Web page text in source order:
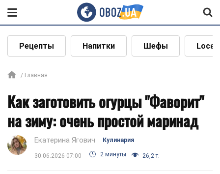
Рецепты Напитки Шефы Local
Главная
Как заготовить огурцы "Фаворит"
на зиму: очень простой маринад
Екатерина Ягович Кулинария
30.06.2026 07:00 2 минуты 26,2 т.